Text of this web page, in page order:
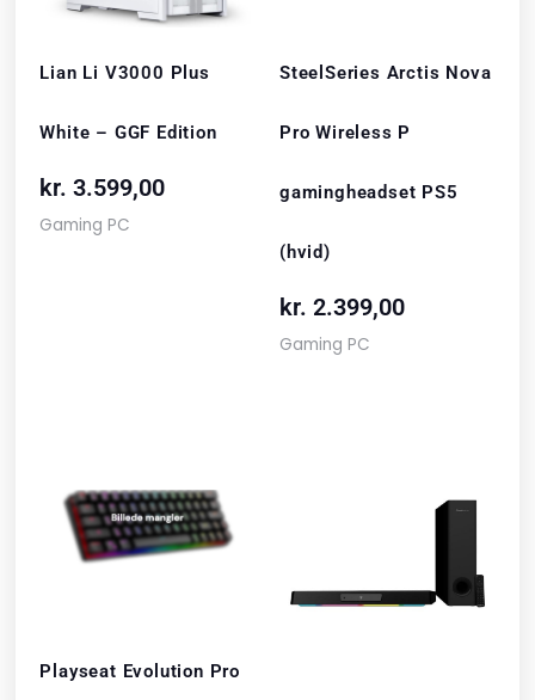
Lian Li V3000 Plus
White – GGF Edition
kr. 3.599,00
Gaming PC
SteelSeries Arctis Nova
Pro Wireless P
gamingheadset PS5
(hvid)
kr. 2.399,00
Gaming PC
Playseat Evolution Pro